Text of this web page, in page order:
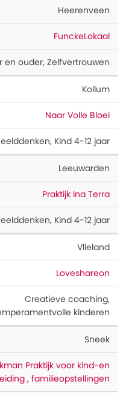
Heerenveen
FunckeLokaal
en ouder, Zelfvertrouwen
Kollum
Naar Volle Bloei
, Kind 4-12 jaar
Leeuwarden
Praktijk Ina Terra
, Kind 4-12 jaar
Vlieland
Loveshareon
Creatieve coaching,
kinderen
Sneek
Praktijk voor kind-en
, familieopstellingen